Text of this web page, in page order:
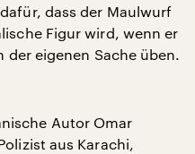
dass der Maulwurf
Figur wird, wenn er
der eigenen Sache üben.
Autor Omar
aus Karachi,